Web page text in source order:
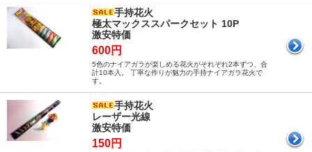
手持花火
極太マックススパークセット 10P
激安特価
600円
5色のナイアガラが楽しめる花火がそれぞれ2本ずつ、合
計10本入。 丁寧な作りが魅力の手持ナイアガラ花火で
す。
手持花火
レーザー光線
激安特価
150円